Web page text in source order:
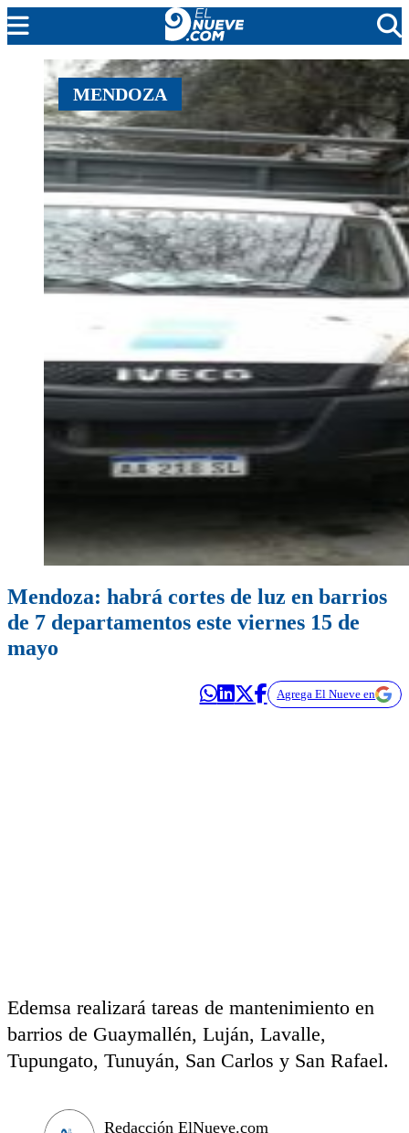
MENDOZA
CADA DÍA
ARGENTINA
NOTICIERO 9
PROTAGONISTAS
EL NUEVE STREAMS
PROGRAMACIÓN
EN VIVO
MENDOZA
Mendoza: habrá cortes de luz en barrios
de 7 departamentos este viernes 15 de
mayo
Agrega El Nueve en
Edemsa realizará tareas de mantenimiento en
barrios de Guaymallén, Luján, Lavalle,
Tupungato, Tunuyán, San Carlos y San Rafael.
Redacción ElNueve.com